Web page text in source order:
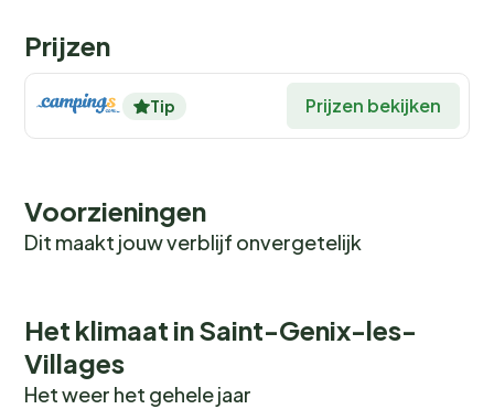
Prijzen
Tip Prijzen bekijken
Voorzieningen
Dit maakt jouw verblijf onvergetelijk
Het klimaat in Saint-Genix-les-
Villages
Het weer het gehele jaar